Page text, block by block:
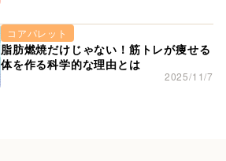
コアパレット
脂肪燃焼だけじゃない！筋トレが痩せる
体を作る科学的な理由とは
2025/11/7